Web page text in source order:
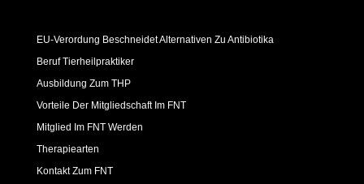
EU-Verordung Beschneidet Alternativen Zu Antibiotika
Beruf Tierheilpraktiker
Ausbildung Zum THP
Vorteile Der Mitgliedschaft Im FNT
Mitglied Im FNT Werden
Therapiearten
Kontakt Zum FNT